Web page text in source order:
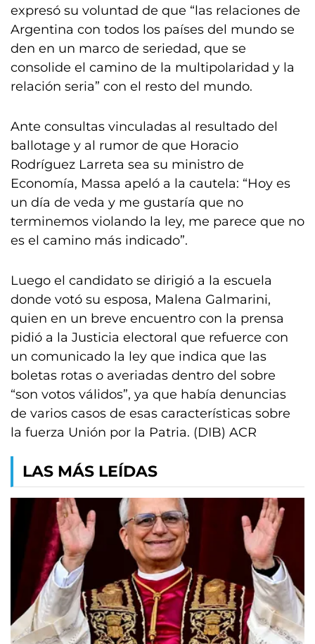
expresó su voluntad de que “las relaciones de
Argentina con todos los países del mundo se
den en un marco de seriedad, que se
consolide el camino de la multipolaridad y la
relación seria” con el resto del mundo.
Ante consultas vinculadas al resultado del
ballotage y al rumor de que Horacio
Rodríguez Larreta sea su ministro de
Economía, Massa apeló a la cautela: “Hoy es
un día de veda y me gustaría que no
terminemos violando la ley, me parece que no
es el camino más indicado”.
Luego el candidato se dirigió a la escuela
donde votó su esposa, Malena Galmarini,
quien en un breve encuentro con la prensa
pidió a la Justicia electoral que refuerce con
un comunicado la ley que indica que las
boletas rotas o averiadas dentro del sobre
“son votos válidos”, ya que había denuncias
de varios casos de esas características sobre
la fuerza Unión por la Patria. (DIB) ACR
LAS MÁS LEÍDAS